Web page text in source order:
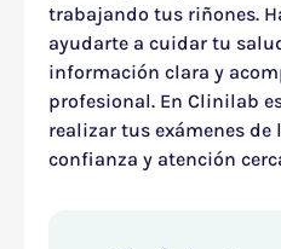
trabajando tus riñones.
ayudarte a cuidar tu
información clara y
profesional. En Clinilab
realizar tus exámenes
confianza y atención